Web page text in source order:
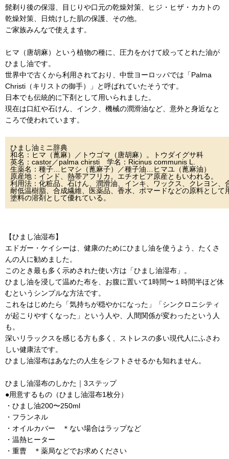
髭剃り後の保湿、目じりや口元の乾燥対策、ヒジ・ヒザ・カカトの
乾燥対策、日焼けした肌の保護、その他。
ご家族みんなで使えます。
ヒマ（唐胡麻）という植物の種に、圧力をかけて絞ってとれた油が
ひまし油です。
世界中で古くから利用されており、中世ヨーロッパでは「Palma
Christi（キリストの御手）」と呼ばれていたそうです。
日本でも伝統的に下剤として用いられました。
現在は口紅や石けん、インク、機械の潤滑油など、意外と身近なと
ころで使われています。
ひまし油ミニ辞典
和名：ヒマ（蓖麻）／トウゴマ（唐胡麻）。トウダイグサ科
英名：castor／palma chirsti 学名：Ricinus communis L.
生薬名：種子…ヒマシ（蓖麻子）／種子油…ヒマユ（蓖麻油）
原産地：インド、熱帯アフリカ。エチオピア原産ともいわれる。
利用法：化粧品、石けん、潤滑油、インキ、ワックス、クレヨン、
耐低温樹脂、合成繊維、医薬品、香水、ポマードなどの原料として
塗料の溶剤として優れている。
【ひまし油湿布】
エドガー・ケイシーは、健康のためにひまし油を使うよう、たくさ
んの人に勧めました。
このとき最も多く示めされた使い方は「ひまし油湿布」。
ひまし油を浸して温めた布を、お腹に置いて1時間〜１時間半ほど休
むというシンプルな方法です。
これをはじめたら「気持ちが穏やかになった」「シンクロニシティ
が起こりやすくなった」という人や、人間関係が変わったという人
も。
深いリラックスを感じる方も多く、ストレスの多い現代人にふさわ
しい健康法です。
ひまし油湿布はあなたの人生をシフトさせるかも知れません。
ひまし油湿布のしかた｜3ステップ
●用意するもの（ひまし油湿布1枚分）
・ひまし油200〜250ml
・フランネル
・オイルカバー ＊ない場合はラップなど
・温熱ヒーター
・重曹 ＊薬局などでお求めください